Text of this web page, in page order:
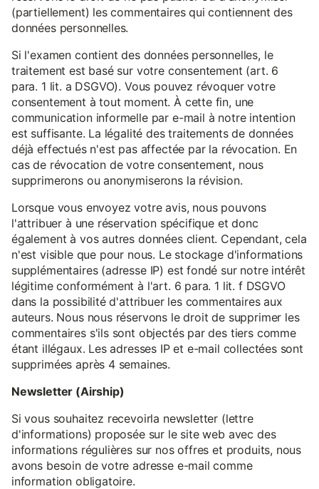
(partiellement) les commentaires qui contiennent des
données personnelles.
Si l'examen contient des données personnelles, le
traitement est basé sur votre consentement (art. 6
para. 1 lit. a DSGVO). Vous pouvez révoquer votre
consentement à tout moment. À cette fin, une
communication informelle par e-mail à notre intention
est suffisante. La légalité des traitements de données
déjà effectués n'est pas affectée par la révocation. En
cas de révocation de votre consentement, nous
supprimerons ou anonymiserons la révision.
Lorsque vous envoyez votre avis, nous pouvons
l'attribuer à une réservation spécifique et donc
également à vos autres données client. Cependant, cela
n'est visible que pour nous. Le stockage d'informations
supplémentaires (adresse IP) est fondé sur notre intérêt
légitime conformément à l'art. 6 para. 1 lit. f DSGVO
dans la possibilité d'attribuer les commentaires aux
auteurs. Nous nous réservons le droit de supprimer les
commentaires s'ils sont objectés par des tiers comme
étant illégaux. Les adresses IP et e-mail collectées sont
supprimées après 4 semaines.
Newsletter (Airship)
Si vous souhaitez recevoirla newsletter (lettre
d'informations) proposée sur le site web avec des
informations régulières sur nos offres et produits, nous
avons besoin de votre adresse e-mail comme
information obligatoire.